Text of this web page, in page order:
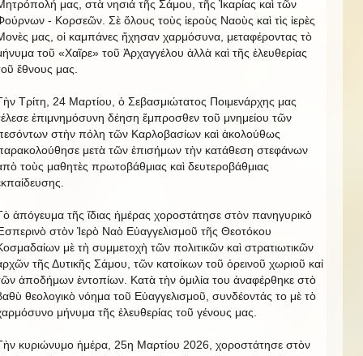
μας, στὰ νησιά τῆς Σάμου, τῆς Ἰκαρίας καὶ τῶν
- Κορσεῶν. Σὲ ὅλους τοὺς ἱεροὺς Ναοὺς καὶ τὶς ἱερὲς
μας, οἱ καμπάνες ἤχησαν χαρμόσυνα, μεταφέροντας τὸ
τοῦ «Χαῖρε» τοῦ Ἀρχαγγέλου ἀλλὰ καὶ τῆς ἐλευθερίας
ἔθνους μας.
Τρίτη, 24 Μαρτίου, ὁ Σεβασμιώτατος Ποιμενάρχης μας
ἐπιμνημόσυνη δέηση ἔμπροσθεν τοῦ μνημείου τῶν
στὴν πόλη τῶν Καρλοβασίων καὶ ἀκολούθως
μετὰ τῶν ἐπισήμων τὴν κατάθεση στεφάνων
τοὺς μαθητὲς πρωτοβάθμιας καὶ δευτεροβάθμιας
ἀπόγευμα τῆς ἴδιας ἡμέρας χοροστάτησε στὸν πανηγυρικὸ
στὸν Ἱερὸ Ναὸ Εὐαγγελισμοῦ τῆς Θεοτόκου
μὲ τὴ συμμετοχὴ τῶν πολιτικῶν καὶ στρατιωτικῶν
τῆς Δυτικῆς Σάμου, τῶν κατοίκων τοῦ ὀρεινοῦ χωριοῦ καί
ἀποδήμων ἐντοπίων. Κατὰ τὴν ὁμιλία του ἀναφέρθηκε στὸ
θεολογικὸ νόημα τοῦ Εὐαγγελισμοῦ, συνδέοντάς το μὲ τὸ
μήνυμα τῆς ἐλευθερίας τοῦ γένους μας.
κυριώνυμο ἡμέρα, 25η Μαρτίου 2026, χοροστάτησε στὸν